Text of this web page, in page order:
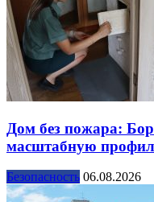
Дом без пожара:
масштабную
Безопасность 06.08.2026